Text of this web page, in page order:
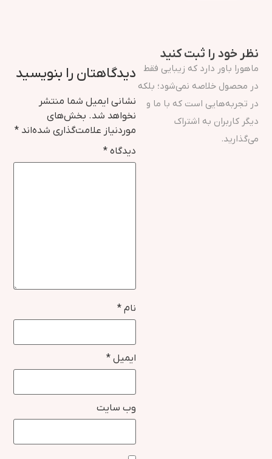
نظر خود را ثبت کنید
ماهورا باور دارد که زیبایی فقط
در محصول خلاصه نمی‌شود؛ بلکه
در تجربه‌هایی است که با ما و
دیگر کاربران به اشتراک
می‌گذارید.
دیدگاهتان را بنویسید
نشانی ایمیل شما منتشر
نخواهد شد. بخش‌های
موردنیاز علامت‌گذاری شده‌اند *
دیدگاه *
نام *
ایمیل *
وب‌ سایت